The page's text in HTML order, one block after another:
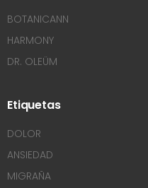
BOTANICANN
HARMONY
DR. OLEÜM
Etiquetas
DOLOR
ANSIEDAD
MIGRAÑA